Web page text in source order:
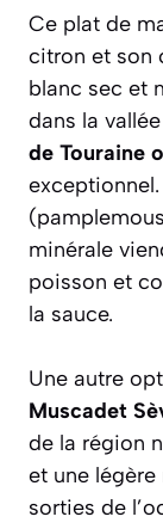
tourner
Le
une
texture
surtout
beurre
Accords
Ce plat de
citron et son
blanc sec et
dans la
de Touraine